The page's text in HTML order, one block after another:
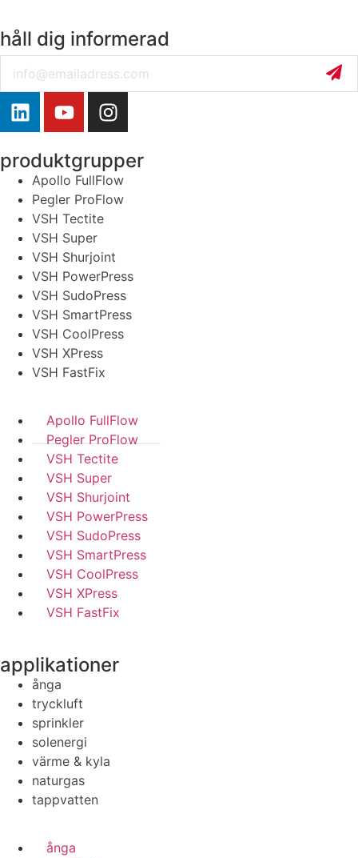
håll dig informerad
produktgrupper
Apollo FullFlow
Pegler ProFlow
VSH Tectite
VSH Super
VSH Shurjoint
VSH PowerPress
VSH SudoPress
VSH SmartPress
VSH CoolPress
VSH XPress
VSH FastFix
Apollo FullFlow
Pegler ProFlow
VSH Tectite
VSH Super
VSH Shurjoint
VSH PowerPress
VSH SudoPress
VSH SmartPress
VSH CoolPress
VSH XPress
VSH FastFix
applikationer
ånga
tryckluft
sprinkler
solenergi
värme & kyla
naturgas
tappvatten
ånga